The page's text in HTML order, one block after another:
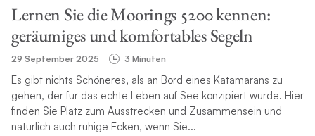
Lernen Sie die Moorings 5200 kennen:
geräumiges und komfortables Segeln
29 September 2025 3 Minuten
Es gibt nichts Schöneres, als an Bord eines Katamarans zu
gehen, der für das echte Leben auf See konzipiert wurde. Hier
finden Sie Platz zum Ausstrecken und Zusammensein und
natürlich auch ruhige Ecken, wenn Sie...
SUCHE